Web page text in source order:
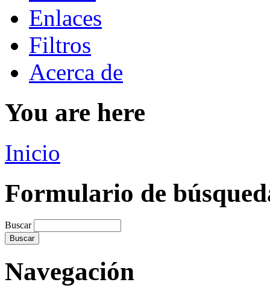
Enlaces
Filtros
Acerca de
You are here
Inicio
Formulario de
Buscar
Navegación